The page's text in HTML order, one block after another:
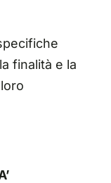
finalità e la